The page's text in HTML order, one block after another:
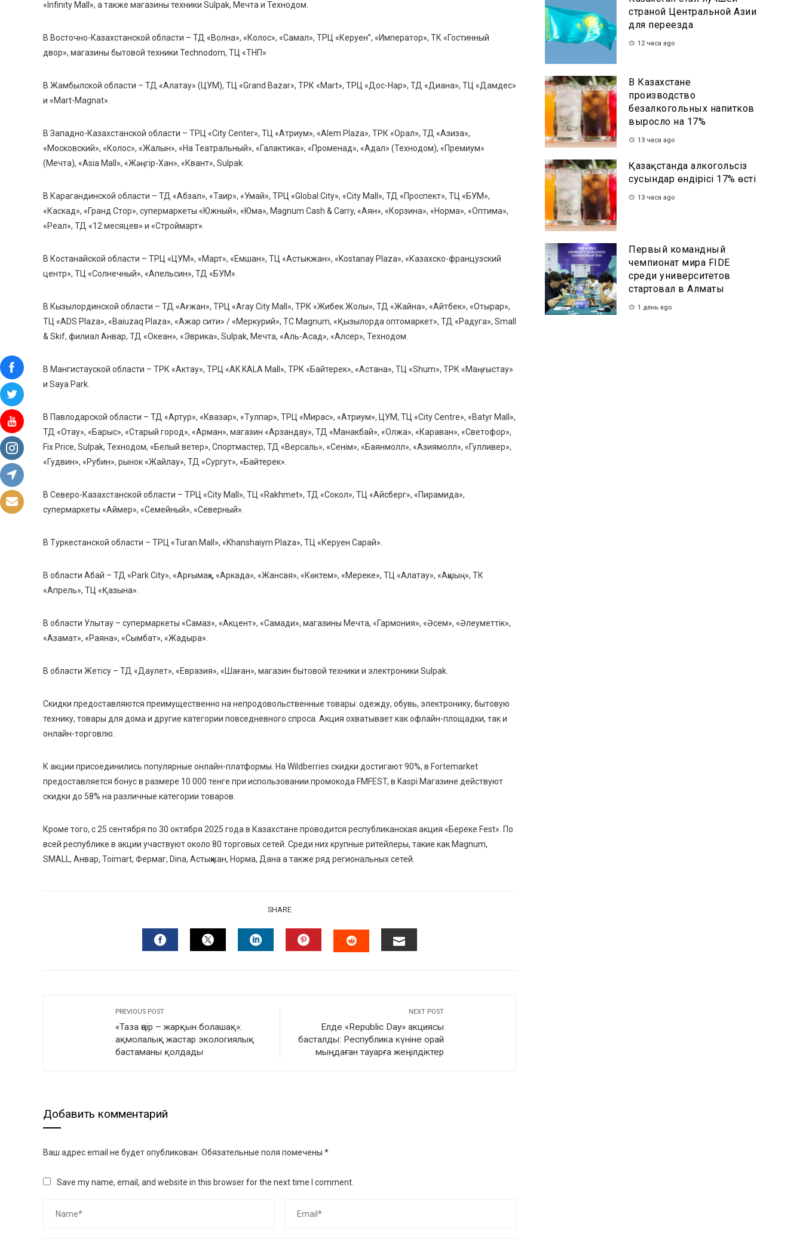
«Infinity Mall», а также магазины техники Sulpak, Мечта и Технодом.
В Восточно-Казахстанской области – ТД «Волна», «Колос», «Самал», ТРЦ «Керуен”, «Император», ТК «Гостинный
двор», магазины бытовой техники Technodom, ТЦ «ТНП»
В Жамбылской области – ТД «Алатау» (ЦУМ), ТЦ «Grand Bazar», ТРК «Mart», ТРЦ «Дос-Нар», ТД «Диана», ТЦ «Дамдес»
и «Mart-Magnat».
В Западно-Казахстанской области – ТРЦ «City Center», ТЦ «Атриум», «Alem Plaza», ТРК «Орал», ТД «Азиза»,
«Московский», «Колос», «Жалын», «На Театральный», «Галактика», «Променад», «Адал» (Технодом), «Премиум»
(Мечта), «Asia Mall», «Жәңгір-Хан», «Квант», Sulpak.
В Карагандинской области – ТД «Абзал», «Таир», «Умай», ТРЦ «Global City», «City Mall», ТД «Проспект», ТЦ «БУМ»,
«Каскад», «Гранд Стор», супермаркеты «Южный», «Юма», Magnum Cash & Carry, «Аян», «Корзина», «Норма», «Оптима»,
«Реал», ТД «12 месяцев» и «Строймарт».
В Костанайской области – ТРЦ «ЦУМ», «Март», «Емшан», ТЦ «Астыкжан», «Kostanay Plaza», «Казахско-французский
центр», ТЦ «Солнечный», «Апельсин», ТД «БУМ».
В Кызылординской области – ТД «Ағжан», ТРЦ «Aray City Mall», ТРК «Жибек Жолы», ТД «Жайна», «Айтбек», «Отырар»,
ТЦ «ADS Plaza», «Baiuzaq Plaza», «Ажар сити» / «Меркурий», ТС Magnum, «Қызылорда оптомаркет», ТД «Радуга», Small
& Skif, филиал Анвар, ТД «Океан», «Эврика», Sulpak, Мечта, «Аль-Асад», «Алсер», Технодом.
В Мангистауской области – ТРК «Актау», ТРЦ «AK KALA Mall», ТРК «Байтерек», «Астана», ТЦ «Shum», ТРК «Маңғыстау»
и Saya Park.
В Павлодарской области – ТД «Артур», «Квазар», «Тулпар», ТРЦ «Мирас», «Атриум», ЦУМ, ТЦ «City Centre», «Batyr Mall»,
ТД «Отау», «Барыс», «Старый город», «Арман», магазин «Арзандау», ТД «Манакбай», «Олжа», «Караван», «Светофор»,
Fix Price, Sulpak, Технодом, «Белый ветер», Спортмастер, ТД «Версаль», «Сенім», «Баянмолл», «Азиямолл», «Гулливер»,
«Гудвин», «Рубин», рынок «Жайлау», ТД «Сургут», «Байтерек».
В Северо-Казахстанской области – ТРЦ «City Mall», ТЦ «Rakhmet», ТД «Сокол», ТЦ «Айсберг», «Пирамида»,
супермаркеты «Аймер», «Семейный», «Северный».
В Туркестанской области – ТРЦ «Turan Mall», «Khanshaiym Plaza», ТЦ «Керуен Сарай».
В области Абай – ТД «Park City», «Арғымақ», «Аркада», «Жансая», «Көктем», «Мереке», ТЦ «Алатау», «Ақшың», ТК
«Апрель», ТЦ «Қазына».
В области Улытау – супермаркеты «Самаз», «Акцент», «Самади», магазины Мечта, «Гармония», «Әсем», «Әлеуметтік»,
«Азамат», «Раяна», «Сымбат», «Жадыра».
В области Жетісу – ТД «Даулет», «Евразия», «Шаған», магазин бытовой техники и электроники Sulpak.
Скидки предоставляются преимущественно на непродовольственные товары: одежду, обувь, электронику, бытовую
технику, товары для дома и другие категории повседневного спроса. Акция охватывает как офлайн-площадки, так и
онлайн-торговлю.
К акции присоединились популярные онлайн-платформы. На Wildberries скидки достигают 90%, в Fortemarket
предоставляется бонус в размере 10 000 тенге при использовании промокода FMFEST, в Kaspi Магазине действуют
скидки до 58% на различные категории товаров.
Кроме того, с 25 сентября по 30 октября 2025 года в Казахстане проводится республиканская акция «Береке Fest». По
всей республике в акции участвуют около 80 торговых сетей. Среди них крупные ритейлеры, такие как Magnum,
SMALL, Анвар, Toimart, Фермаг, Dina, Астықжан, Норма, Дана а также ряд региональных сетей.
SHARE
PREVIOUS POST
«Таза өңір – жарқын болашақ»:
ақмолалық жастар экологиялық
бастаманы қолдады
NEXT POST
Елде «Republic Day» акциясы
басталды: Республика күніне орай
мыңдаған тауарға жеңілдіктер
Добавить комментарий
Ваш адрес email не будет опубликован. Обязательные поля помечены *
Save my name, email, and website in this browser for the next time I comment.
страной Центральной Азии
для переезда
12 часа ago
В Казахстане
производство
безалкогольных напитков
выросло на 17%
13 часа ago
Қазақстанда алкогольсіз
сусындар өндірісі 17% өсті
13 часа ago
Первый командный
чемпионат мира FIDE
среди университетов
стартовал в Алматы
1 день ago